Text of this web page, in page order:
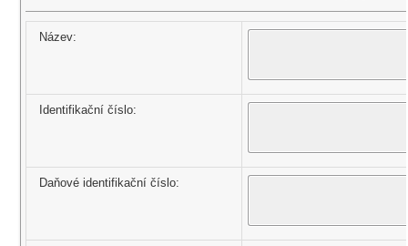
Název:
Identifikační číslo:
Daňové identifikační číslo: